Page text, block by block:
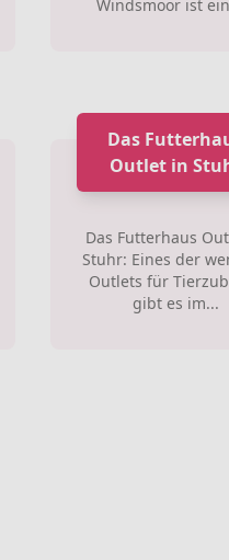
Windsmoor ist
Das
Outlet in
Das Futterhaus
Stuhr: Eines der
Outlets für
gibt es im...